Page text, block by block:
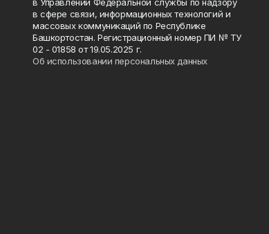
в сфере связи, информационных технологий и
массовых коммуникаций по Республике
Башкортостан. Регистрационный номер ПИ № ТУ
02 - 01858 от 19.05.2025 г.
Об использовании персональных данных